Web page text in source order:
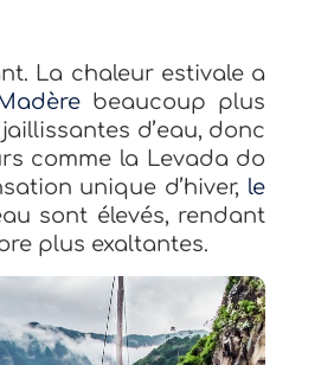
La chaleur estivale a
beaucoup plus
d’eau, donc
comme la Levada do
unique d’hiver, le
sont élevés, rendant
plus exaltantes.